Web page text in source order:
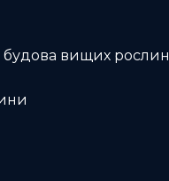
будова вищих рослин